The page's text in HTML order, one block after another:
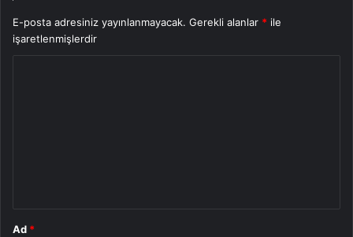
E-posta adresiniz yayınlanmayacak. Gerekli alanlar * ile
işaretlenmişlerdir
Ad *